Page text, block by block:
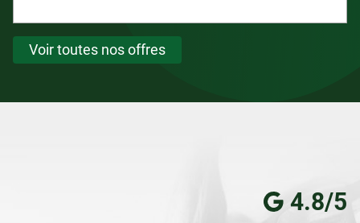
Voir toutes nos offres
4.8/5